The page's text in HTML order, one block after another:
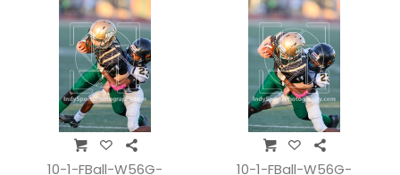
10-1-FBall-W56G-
10-1-FBall-W56G-